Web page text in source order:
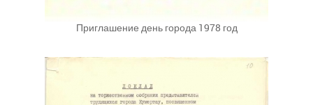
Приглашение день города 1978 год